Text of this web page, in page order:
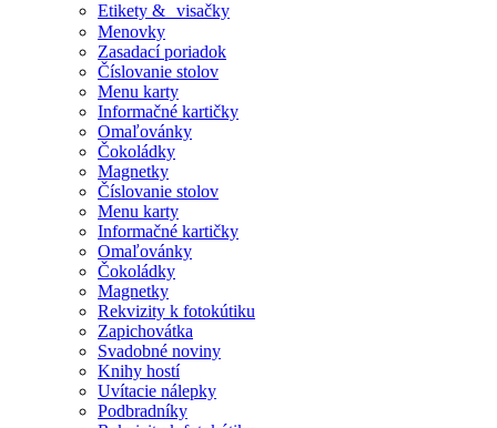
Etikety & visačky
Menovky
Zasadací poriadok
Číslovanie stolov
Menu karty
Informačné kartičky
Omaľovánky
Čokoládky
Magnetky
Číslovanie stolov
Menu karty
Informačné kartičky
Omaľovánky
Čokoládky
Magnetky
Rekvizity k fotokútiku
Zapichovátka
Svadobné noviny
Knihy hostí
Uvítacie nálepky
Podbradníky